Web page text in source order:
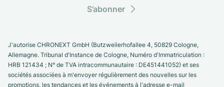
S’abonner
J'autorise CHRONEXT GmbH (Butzweilerhofallee 4, 50829 Cologne,
Allemagne. Tribunal d'Instance de Cologne, Numéro d'Immatriculation :
HRB 121434 ; N° de TVA intracommunautaire : DE451441052) et ses
sociétés associées à m'envoyer régulièrement des nouvelles sur les
promotions, les tendances et les événements à l'adresse e-mail